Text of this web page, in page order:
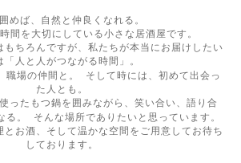
めば、自然と仲良くなれる。
間を大切にしている小さな居酒屋です。
もちろんですが、私たちが本当にお届けしたい
「人と人がつながる時間」。
職場の仲間と。 そして時には、初めて出会っ
た人とも。
ったもつ鍋を囲みながら、笑い合い、語り合
る。 そんな場所でありたいと思っています。
とお酒、そして温かな空間をご用意してお待ち
しております。